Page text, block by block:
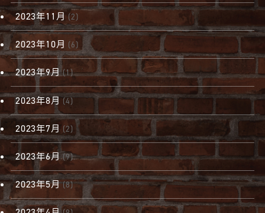
2023年11月 (2)
2023年10月 (6)
2023年9月(1)
2023年8月 (4)
2023年7月(2)
2023年6月(9)
2023年5月(8)